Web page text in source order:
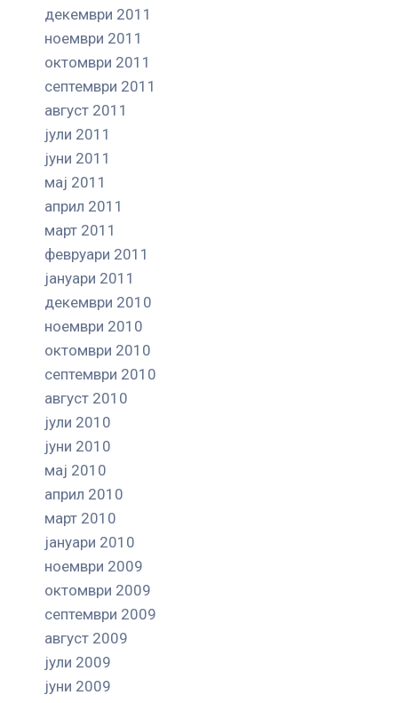
декември 2011
ноември 2011
октомври 2011
септември 2011
август 2011
јули 2011
јуни 2011
мај 2011
април 2011
март 2011
февруари 2011
јануари 2011
декември 2010
ноември 2010
октомври 2010
септември 2010
август 2010
јули 2010
јуни 2010
мај 2010
април 2010
март 2010
јануари 2010
ноември 2009
октомври 2009
септември 2009
август 2009
јули 2009
јуни 2009